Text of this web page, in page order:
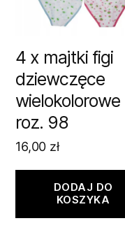
4 x majtki figi
dziewczęce
wielokolorowe
roz. 98
16,00 zł
DODAJ DO
KOSZYKA